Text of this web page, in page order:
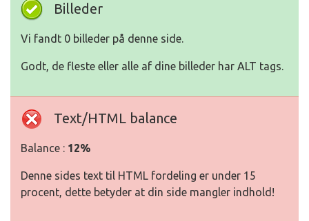
Billeder
Vi fandt 0 billeder på denne side.
Godt, de fleste eller alle af dine billeder har ALT tags.
Text/HTML balance
Balance : 12%
Denne sides text til HTML fordeling er under 15
procent, dette betyder at din side mangler indhold!